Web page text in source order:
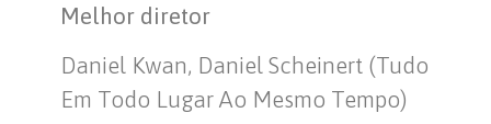
Melhor diretor
Daniel Kwan, Daniel Scheinert (Tudo
Em Todo Lugar Ao Mesmo Tempo)